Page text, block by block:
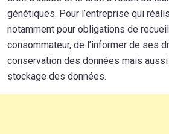
génétiques. Pour l’entreprise qui
notamment pour obligations de
consommateur, de l’informer de ses
conservation des données mais
stockage des données.